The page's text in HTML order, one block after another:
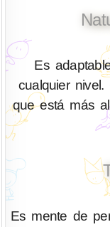
Es
cualquier
que está más
Es mente de